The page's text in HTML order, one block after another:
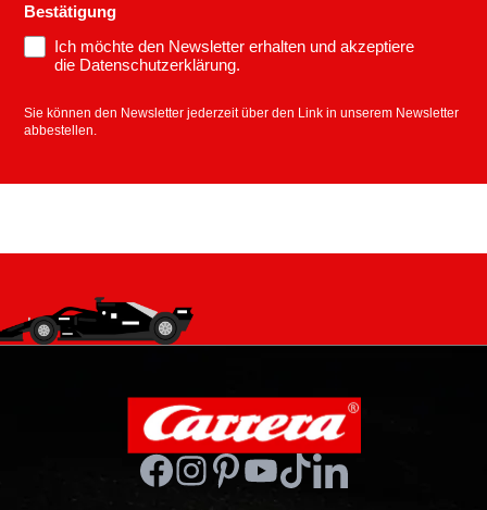
Bestätigung
Ich möchte den Newsletter erhalten und akzeptiere
die Datenschutzerklärung.
Sie können den Newsletter jederzeit über den Link in unserem Newsletter
abbestellen.